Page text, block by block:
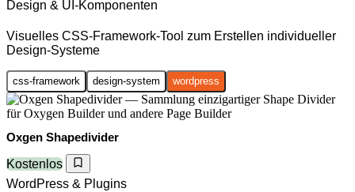
Design & UI-Komponenten
Visuelles CSS-Framework-Tool zum Erstellen individueller
Design-Systeme
css-framework design-system wordpress
Oxgen Shapedivider
Kostenlos
WordPress & Plugins